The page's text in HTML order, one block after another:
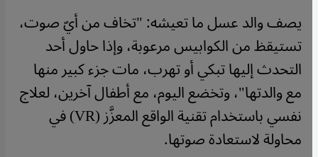
يصف والد عسل ما تعيشه: "تخاف من أيّ صوت،
تستيقظ من الكوابيس مرعوبة، وإذا حاول أحد
التحدث إليها تبكي أو تهرب، مات جزء كبير منها
مع والدتها"، وتخضع اليوم، مع أطفال آخرين، لعلاج
نفسي باستخدام تقنية الواقع المعزَّز (VR) في
محاولة لاستعادة صوتها.